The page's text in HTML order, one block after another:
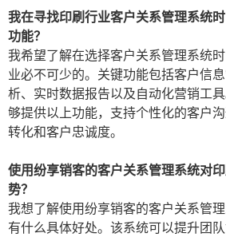
我在寻找印刷行业客户关系管理系统
功能？
我希望了解在选择客户关系管理系统
业必不可少的。关键功能包括客户信
析、实时数据报告以及自动化营销工
够提供以上功能，支持个性化的客户
转化和客户忠诚度。
使用纷享销客的客户关系管理系统对
势？
我想了解使用纷享销客的客户关系管
有什么具体好处。该系统可以提升团